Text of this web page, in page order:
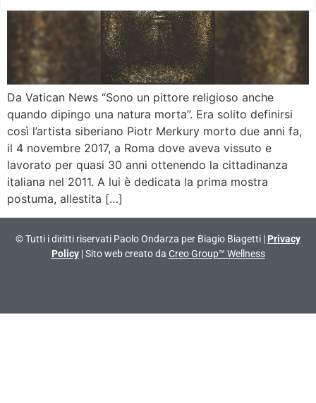
Da Vatican News “Sono un pittore religioso anche
quando dipingo una natura morta”. Era solito definirsi
così l’artista siberiano Piotr Merkury morto due anni fa,
il 4 novembre 2017, a Roma dove aveva vissuto e
lavorato per quasi 30 anni ottenendo la cittadinanza
italiana nel 2011. A lui è dedicata la prima mostra
postuma, allestita […]
© Tutti i diritti riservati Paolo Ondarza per Biagio Biagetti | Privacy
Policy| Sito web creato da Creo Group™ Wellness